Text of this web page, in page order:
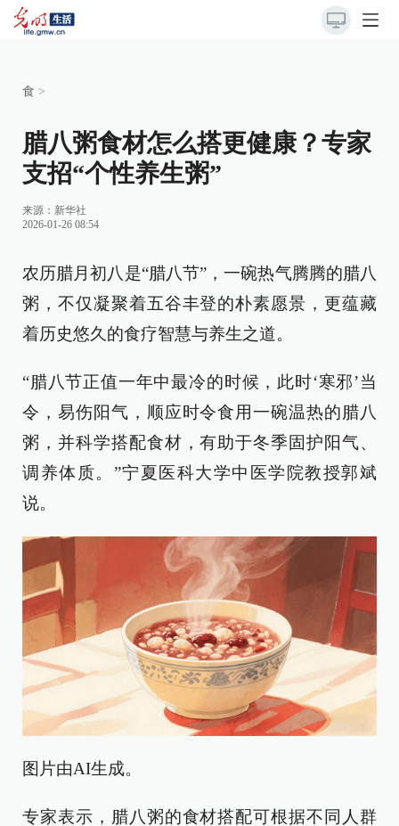
食 >
腊八粥食材怎么搭更健康？专家
支招“个性养生粥”
来源： 新华社
2026-01-26 08:54
农历腊月初八是“腊八节”，一碗热气腾腾的腊八
粥，不仅凝聚着五谷丰登的朴素愿景，更蕴藏
着历史悠久的食疗智慧与养生之道。
“腊八节正值一年中最冷的时候，此时‘寒邪’当
令，易伤阳气，顺应时令食用一碗温热的腊八
粥，并科学搭配食材，有助于冬季固护阳气、
调养体质。”宁夏医科大学中医学院教授郭斌
说。
图片由AI生成。
专家表示，腊八粥的食材搭配可根据不同人群